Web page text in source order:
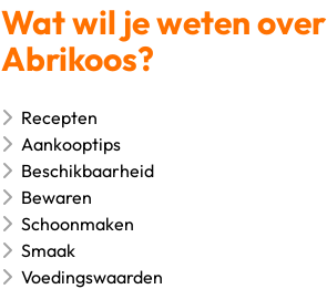
Wat wil je weten over
Abrikoos?
Recepten
Aankooptips
Beschikbaarheid
Bewaren
Schoonmaken
Smaak
Voedingswaarden